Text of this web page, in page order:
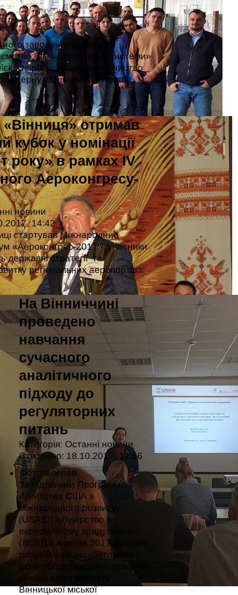
зaводу» у м. Вінниця
ДП «Електричні Системи»
Delphi відкрили виробництво
концерну «Mercedes». Першу
отримав
кубок у номінації
року» в рамках ІV
Аероконгресу-
новини
14:42
стартував Міжнародний
«Аероконгрес-2017», учасники
державні стратегії та
регіональних аеропортів.
На Вінниччині
проведено
навчання
сучасного
аналітичного
підходу до
регуляторних
питань
Категорія: Останні новини
Створено: 18.10.2017, 12:56
Фотогалерея
За підтримки Програми
Агентства США з
міжнародного розвитку
(USAID) «Лідерство в
економічному врядуванні»
(ЛЕВ)18 жовтня 2017 рокудля
розробників регуляторних
актів облдержадміністрації та
виконавчого комітету
Вінницької міської